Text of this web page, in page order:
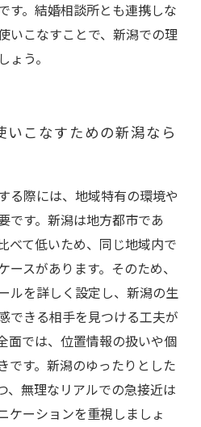
す。結婚相談所とも連携しな
いこなすことで、新潟での理
う。
こなすための新潟なら
る際には、地域特有の環境や
です。新潟は地方都市であ
べて低いため、同じ地域内で
スがあります。そのため、
ルを詳しく設定し、新潟の生
できる相手を見つける工夫が
面では、位置情報の扱いや個
です。新潟のゆったりとした
、無理なリアルでの急接近は
ケーションを重視しましょ